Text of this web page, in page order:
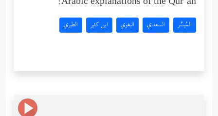
المُيسَّر السعدي البغوي ابن كثير الطبري